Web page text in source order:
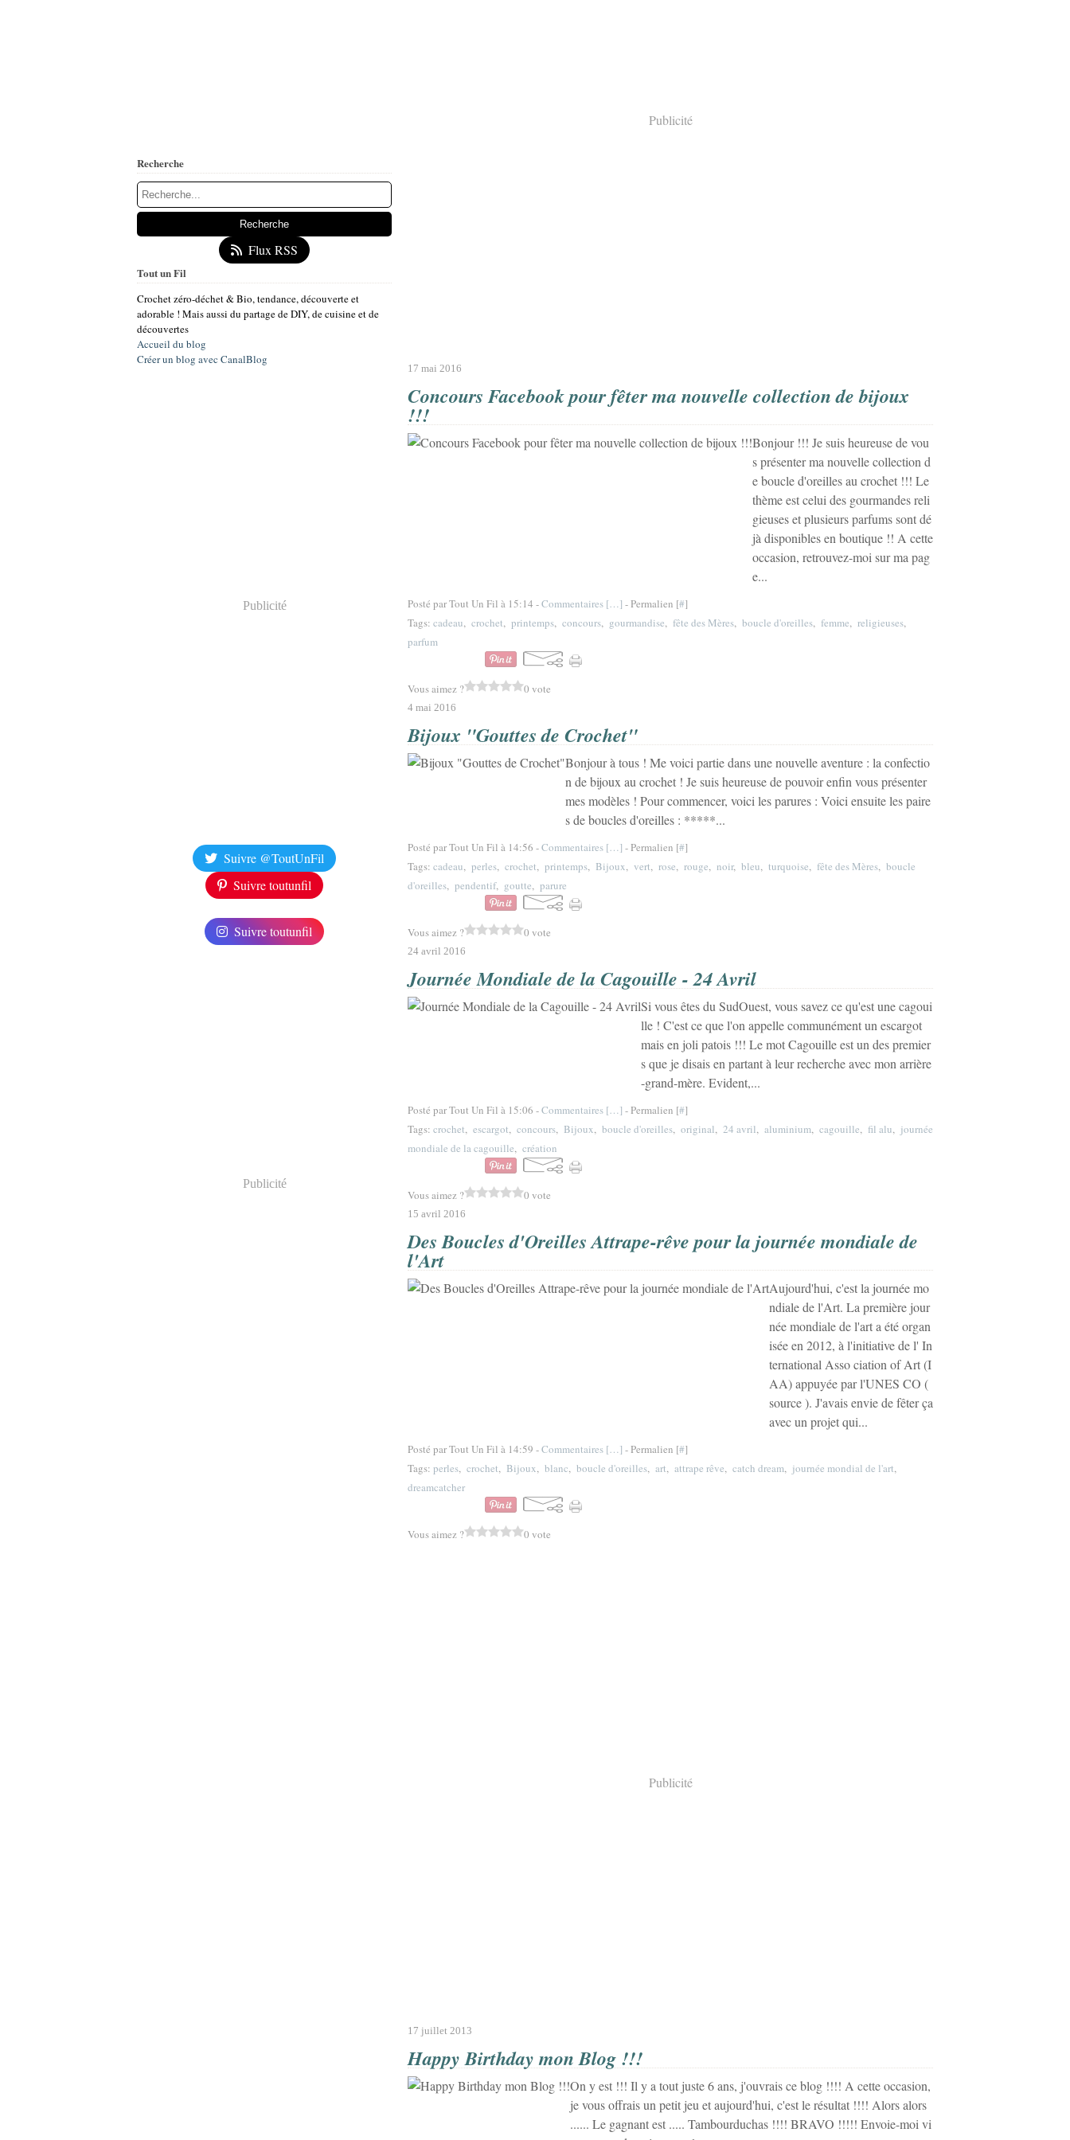
Recherche
Flux RSS
Tout un Fil
Crochet zéro-déchet & Bio, tendance, découverte et
adorable ! Mais aussi du partage de DIY, de cuisine et de
découvertes
Accueil du blog
Créer un blog avec CanalBlog
Publicité
Suivre @ToutUnFil
Suivre toutunfil
Suivre toutunfil
Publicité
Publicité
17 mai 2016
Concours Facebook pour fêter ma nouvelle collection de bijoux
!!!
Bonjour !!! Je suis heureuse de vou
s présenter ma nouvelle collection d
e boucle d'oreilles au crochet !!! Le
thème est celui des gourmandes reli
gieuses et plusieurs parfums sont dé
jà disponibles en boutique !! A cette
occasion, retrouvez-moi sur ma pag
e...
Posté par Tout Un Fil à 15:14 -Commentaires […] - Permalien [#]
Tags: cadeau, crochet, printemps, concours, gourmandise, fête des Mères, boucle d'oreilles, femme, religieuses,
parfum
Vous aimez ? 0 vote
4 mai 2016
Bijoux "Gouttes de Crochet"
Bonjour à tous ! Me voici partie dans une nouvelle aventure : la confectio
n de bijoux au crochet ! Je suis heureuse de pouvoir enfin vous présenter
mes modèles ! Pour commencer, voici les parures : Voici ensuite les paire
s de boucles d'oreilles : *****...
Posté par Tout Un Fil à 14:56 -Commentaires […] - Permalien [#]
Tags: cadeau, perles, crochet, printemps, Bijoux, vert, rose, rouge, noir, bleu, turquoise, fête des Mères, boucle
d'oreilles, pendentif, goutte, parure
Vous aimez ? 0 vote
24 avril 2016
Journée Mondiale de la Cagouille - 24 Avril
Si vous êtes du SudOuest, vous savez ce qu'est une cagoui
lle ! C'est ce que l'on appelle communément un escargot
mais en joli patois !!! Le mot Cagouille est un des premier
s que je disais en partant à leur recherche avec mon arrière
-grand-mère. Evident,...
Posté par Tout Un Fil à 15:06 -Commentaires […] - Permalien [#]
Tags: crochet, escargot, concours, Bijoux, boucle d'oreilles, original, 24 avril, aluminium, cagouille, fil alu, journée
mondiale de la cagouille, création
Vous aimez ? 0 vote
15 avril 2016
Des Boucles d'Oreilles Attrape-rêve pour la journée mondiale de
l'Art
Aujourd'hui, c'est la journée mo
ndiale de l'Art. La première jour
née mondiale de l'art a été organ
isée en 2012, à l'initiative de l' In
ternational Asso ciation of Art (I
AA) appuyée par l'UNES CO (
source ). J'avais envie de fêter ça
avec un projet qui...
Posté par Tout Un Fil à 14:59 -Commentaires […] - Permalien [#]
Tags: perles, crochet, Bijoux, blanc, boucle d'oreilles, art, attrape rêve, catch dream, journée mondial de l'art,
dreamcatcher
Vous aimez ? 0 vote
Publicité
17 juillet 2013
Happy Birthday mon Blog !!!
On y est !!! Il y a tout juste 6 ans, j'ouvrais ce blog !!!! A cette occasion,
je vous offrais un petit jeu et aujourd'hui, c'est le résultat !!!! Alors alors
...... Le gagnant est ..... Tambourduchas !!!! BRAVO !!!!! Envoie-moi vi